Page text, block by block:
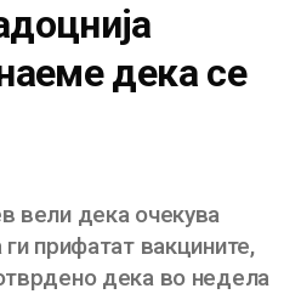
дека се
вели дека очекува
прифатат вакцините,
дека во недела